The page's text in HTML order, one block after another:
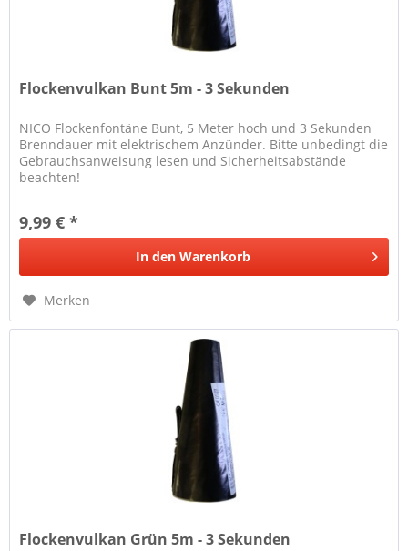
Flockenvulkan Bunt 5m - 3 Sekunden
NICO Flockenfontäne Bunt, 5 Meter hoch und 3 Sekunden
Brenndauer mit elektrischem Anzünder. Bitte unbedingt die
Gebrauchsanweisung lesen und Sicherheitsabstände
beachten!
9,99 € *
In den Warenkorb
Merken
Flockenvulkan Grün 5m - 3 Sekunden